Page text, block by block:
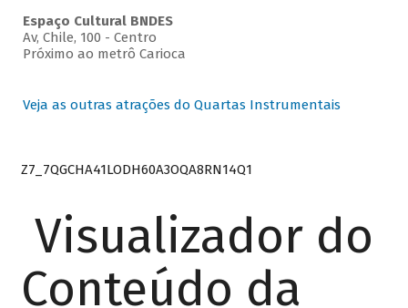
Espaço Cultural BNDES
Av, Chile, 100 - Centro
Próximo ao metrô Carioca
Veja as outras atrações do Quartas Instrumentais
Z7_7QGCHA41LODH60A3OQA8RN14Q1
Visualizador do
Conteúdo da